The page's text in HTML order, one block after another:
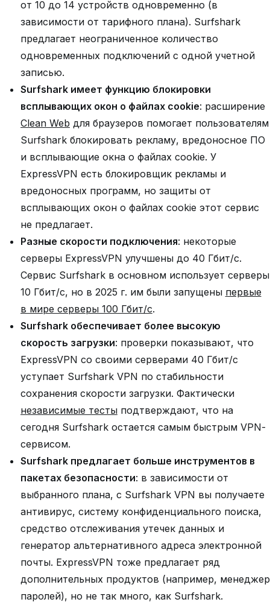
от 10 до 14 устройств одновременно (в
зависимости от тарифного плана). Surfshark
предлагает неограниченное количество
одновременных подключений с одной учетной
записью.
Surfshark имеет функцию блокировки
всплывающих окон о файлах cookie: расширение
Clean Web для браузеров помогает пользователям
Surfshark блокировать рекламу, вредоносное ПО
и всплывающие окна о файлах cookie. У
ExpressVPN есть блокировщик рекламы и
вредоносных программ, но защиты от
всплывающих окон о файлах cookie этот сервис
не предлагает.
Разные скорости подключения: некоторые
серверы ExpressVPN улучшены до 40 Гбит/с.
Сервис Surfshark в основном использует серверы
10 Гбит/с, но в 2025 г. им были запущены первые
в мире серверы 100 Гбит/с.
Surfshark обеспечивает более высокую
скорость загрузки: проверки показывают, что
ExpressVPN со своими серверами 40 Гбит/с
уступает Surfshark VPN по стабильности
сохранения скорости загрузки. Фактически
независимые тестыподтверждают, что на
сегодня Surfshark остается самым быстрым VPN-
сервисом.
Surfshark предлагает больше инструментов в
пакетах безопасности: в зависимости от
выбранного плана, с Surfshark VPN вы получаете
антивирус, систему конфиденциального поиска,
средство отслеживания утечек данных и
генератор альтернативного адреса электронной
почты. ExpressVPN тоже предлагает ряд
дополнительных продуктов (например, менеджер
паролей), но не так много, как Surfshark.